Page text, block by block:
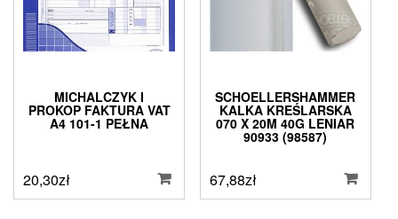
MICHALCZYK I
PROKOP FAKTURA VAT
A4 101-1 PEŁNA
20,30zł
SCHOELLERSHAMMER
KALKA KREŚLARSKA
070 X 20M 40G LENIAR
90933 (98587)
67,88zł